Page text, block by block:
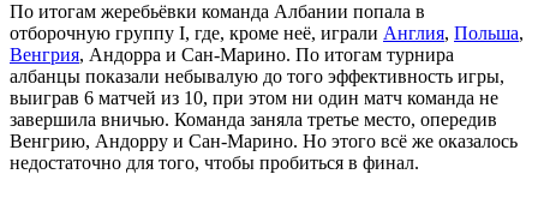
По итогам жеребьёвки команда Албании попала в
отборочную группу I, где, кроме неё, играли Англия, Польша,
Венгрия, Андорра и Сан-Марино. По итогам турнира
албанцы показали небывалую до того эффективность игры,
выиграв 6 матчей из 10, при этом ни один матч команда не
завершила вничью. Команда заняла третье место, опередив
Венгрию, Андорру и Сан-Марино. Но этого всё же оказалось
недостаточно для того, чтобы пробиться в финал.